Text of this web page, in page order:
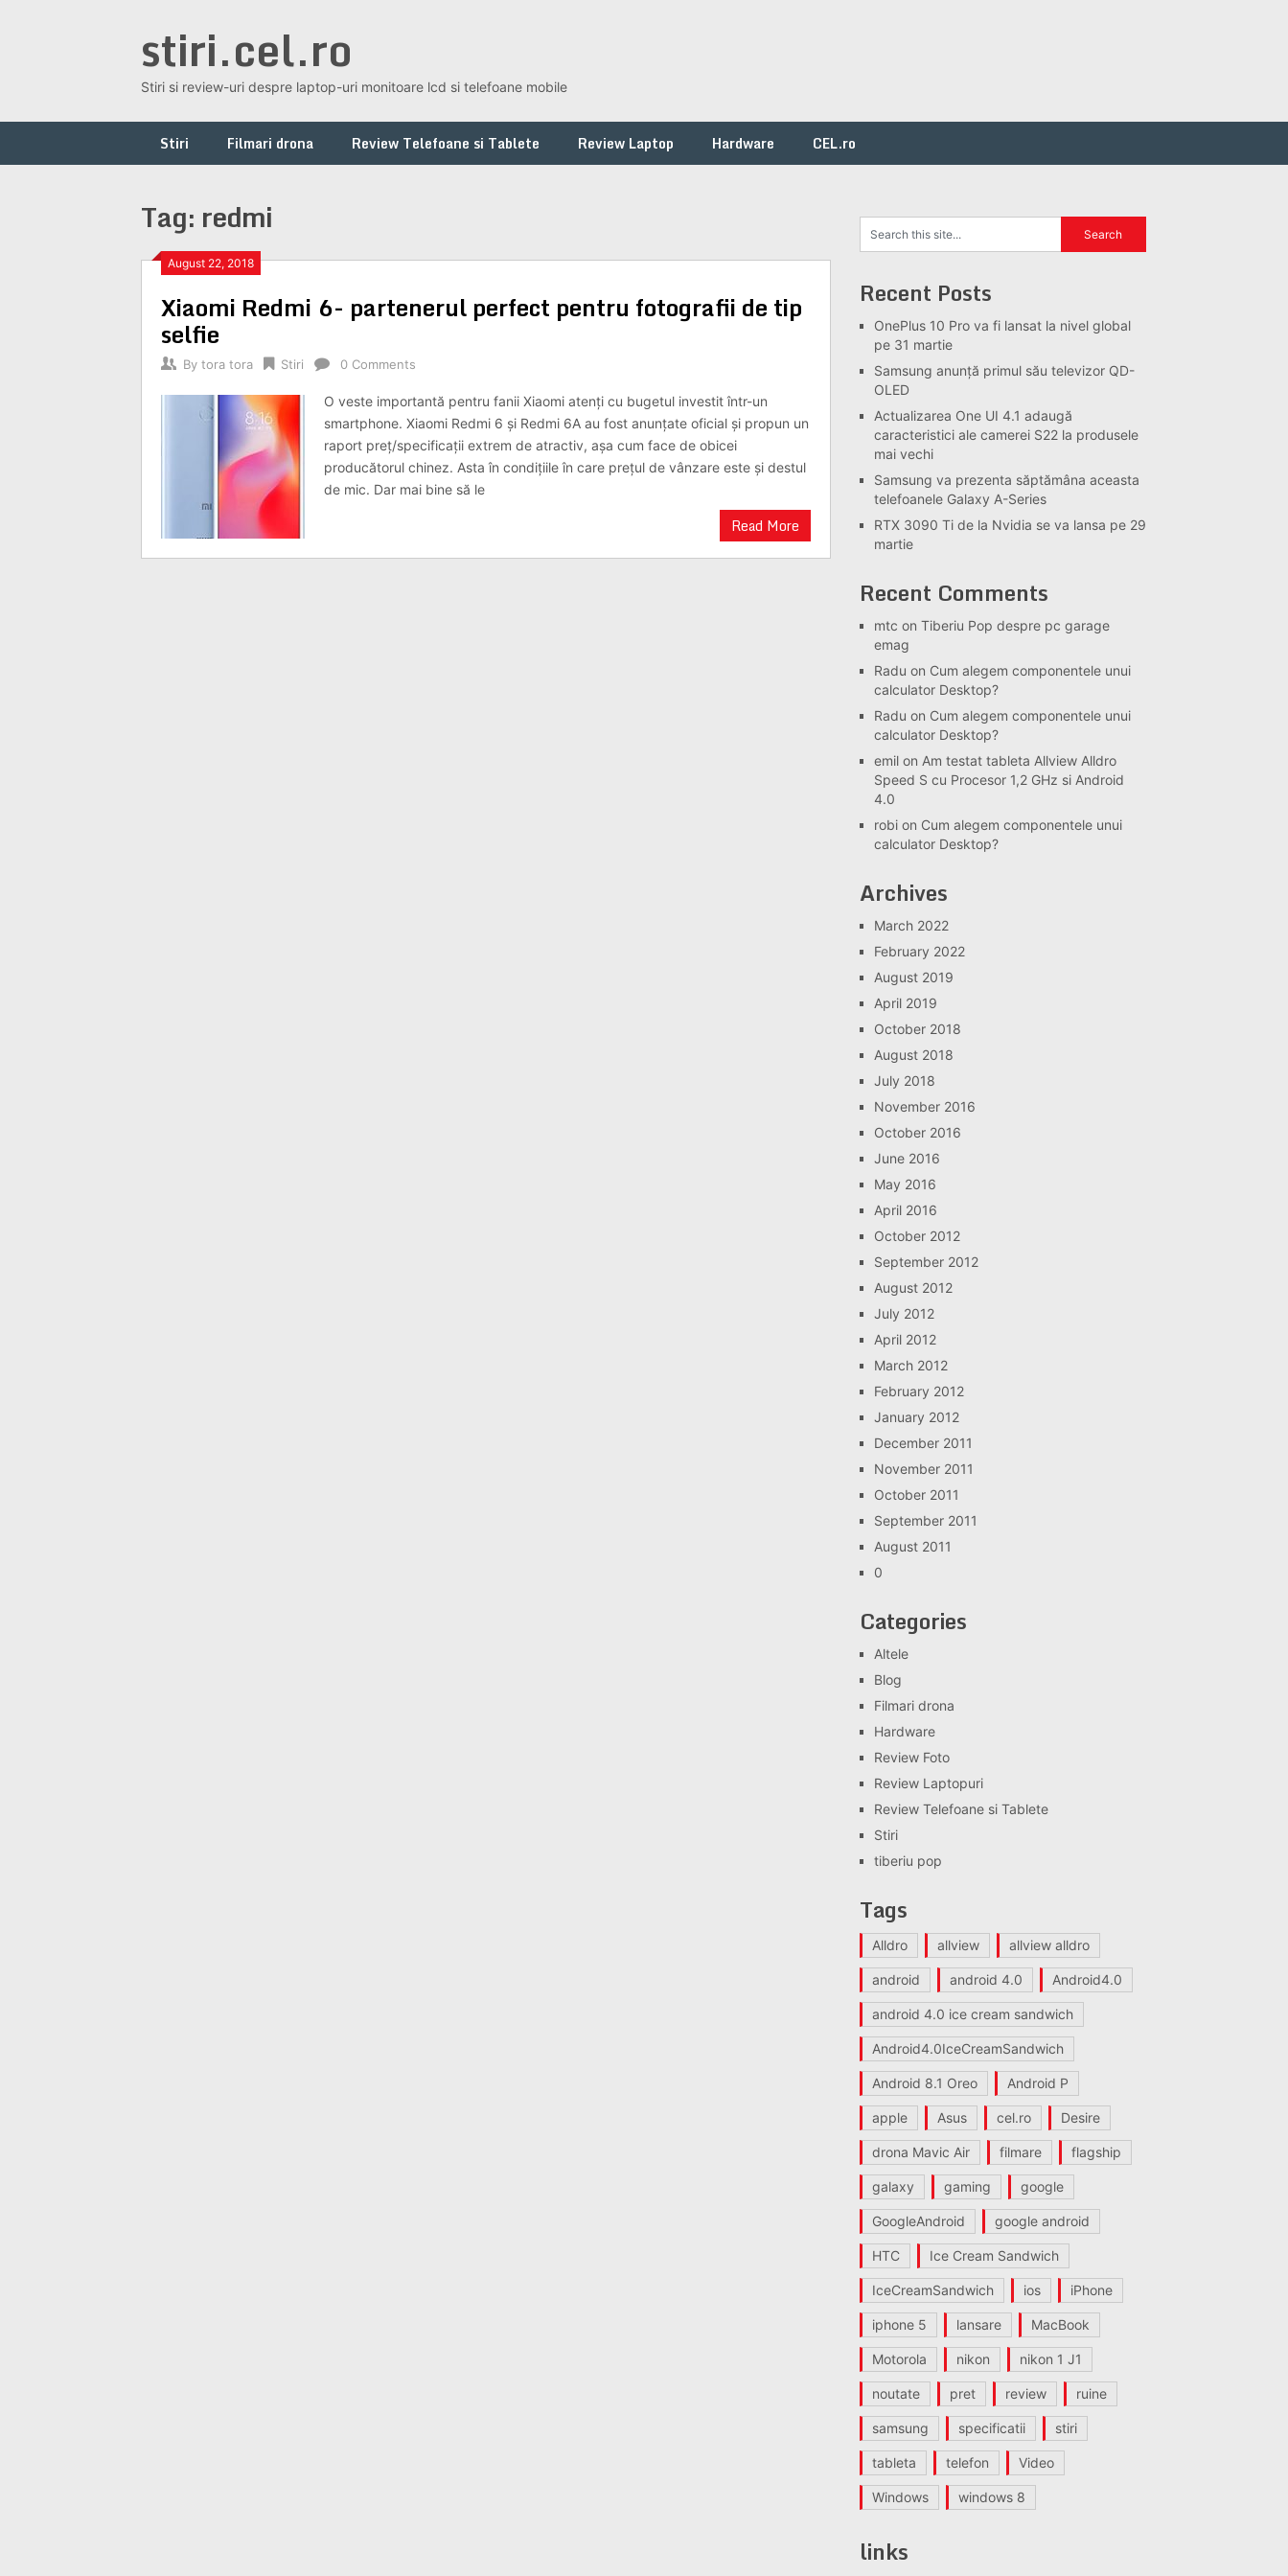
stiri.cel.ro
Stiri si review-uri despre laptop-uri monitoare lcd si telefoane mobile
Stiri Filmari drona Review Telefoane si Tablete Review Laptop Hardware CEL.ro
Tag: redmi
August 22, 2018
Xiaomi Redmi 6- partenerul perfect pentru fotografii de tip
selfie
By tora tora Stiri 0 Comments
O veste importantă pentru fanii Xiaomi atenți cu bugetul investit într-un
smartphone. Xiaomi Redmi 6 și Redmi 6A au fost anunțate oficial și propun un
raport preț/specificații extrem de atractiv, așa cum face de obicei
producătorul chinez. Asta în condițiile în care prețul de vânzare este și destul
de mic. Dar mai bine să le
Read More
Recent Posts
OnePlus 10 Pro va fi lansat la nivel global
pe 31 martie
Samsung anunță primul său televizor QD-
OLED
Actualizarea One UI 4.1 adaugă
caracteristici ale camerei S22 la produsele
mai vechi
Samsung va prezenta săptămâna aceasta
telefoanele Galaxy A-Series
RTX 3090 Ti de la Nvidia se va lansa pe 29
martie
Recent Comments
mtc on Tiberiu Pop despre pc garage
emag
Radu on Cum alegem componentele unui
calculator Desktop?
Radu on Cum alegem componentele unui
calculator Desktop?
emil on Am testat tableta Allview Alldro
Speed S cu Procesor 1,2 GHz si Android
4.0
robi on Cum alegem componentele unui
calculator Desktop?
Archives
March 2022
February 2022
August 2019
April 2019
October 2018
August 2018
July 2018
November 2016
October 2016
June 2016
May 2016
April 2016
October 2012
September 2012
August 2012
July 2012
April 2012
March 2012
February 2012
January 2012
December 2011
November 2011
October 2011
September 2011
August 2011
0
Categories
Altele
Blog
Filmari drona
Hardware
Review Foto
Review Laptopuri
Review Telefoane si Tablete
Stiri
tiberiu pop
Tags
Alldro allview allview alldro
android android 4.0 Android4.0
android 4.0 ice cream sandwich
Android4.0IceCreamSandwich
Android 8.1 Oreo Android P
apple Asus cel.ro Desire
drona Mavic Air filmare flagship
galaxy gaming google
GoogleAndroid google android
HTC Ice Cream Sandwich
IceCreamSandwich ios iPhone
iphone 5 lansare MacBook
Motorola nikon nikon 1 J1
noutate pret review ruine
samsung specificatii stiri
tableta telefon Video
Windows windows 8
links